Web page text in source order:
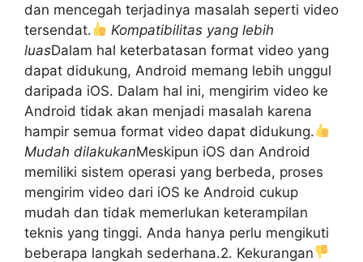
dan mencegah terjadinya masalah seperti video
tersendat.
Kompatibilitas yang lebih
luasDalam hal keterbatasan format video yang
dapat didukung, Android memang lebih unggul
daripada iOS. Dalam hal ini, mengirim video ke
Android tidak akan menjadi masalah karena
hampir semua format video dapat didukung.
Mudah dilakukanMeskipun iOS dan Android
memiliki sistem operasi yang berbeda, proses
mengirim video dari iOS ke Android cukup
mudah dan tidak memerlukan keterampilan
teknis yang tinggi. Anda hanya perlu mengikuti
beberapa langkah sederhana.2. Kekurangan